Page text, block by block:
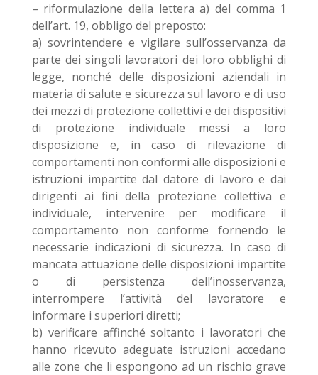
– riformulazione della lettera a) del comma 1
dell’art. 19, obbligo del preposto:
a) sovrintendere e vigilare sull’osservanza da
parte dei singoli lavoratori dei loro obblighi di
legge, nonché delle disposizioni aziendali in
materia di salute e sicurezza sul lavoro e di uso
dei mezzi di protezione collettivi e dei dispositivi
di protezione individuale messi a loro
disposizione e, in caso di rilevazione di
comportamenti non conformi alle disposizioni e
istruzioni impartite dal datore di lavoro e dai
dirigenti ai fini della protezione collettiva e
individuale, intervenire per modificare il
comportamento non conforme fornendo le
necessarie indicazioni di sicurezza. In caso di
mancata attuazione delle disposizioni impartite
o di persistenza dell’inosservanza,
interrompere l’attività del lavoratore e
informare i superiori diretti;
b) verificare affinché soltanto i lavoratori che
hanno ricevuto adeguate istruzioni accedano
alle zone che li espongono ad un rischio grave